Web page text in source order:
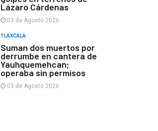
Lázaro Cárdenas
03 de Agosto 2026
TLAXCALA
Suman dos muertos por
derrumbe en cantera de
Yauhquemehcan;
operaba sin permisos
03 de Agosto 2026